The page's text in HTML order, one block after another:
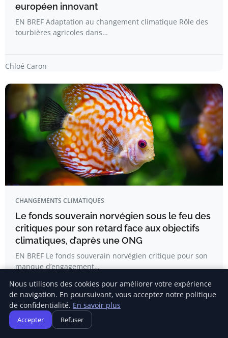
européen innovant
EN BREF Adaptation au changement climatique Rôle des
tourbières agricoles dans…
Chloé Caron
CHANGEMENTS CLIMATIQUES
Le fonds souverain norvégien sous le feu des
critiques pour son retard face aux objectifs
climatiques, d’après une ONG
EN BREF Le fonds souverain norvégien critique pour son
manque d’engagement…
Laura Roy
Nous utilisons des cookies pour améliorer votre expérience
de navigation. En poursuivant, vous acceptez notre politique
de confidentialité. En savoir plus
Accepter Refuser